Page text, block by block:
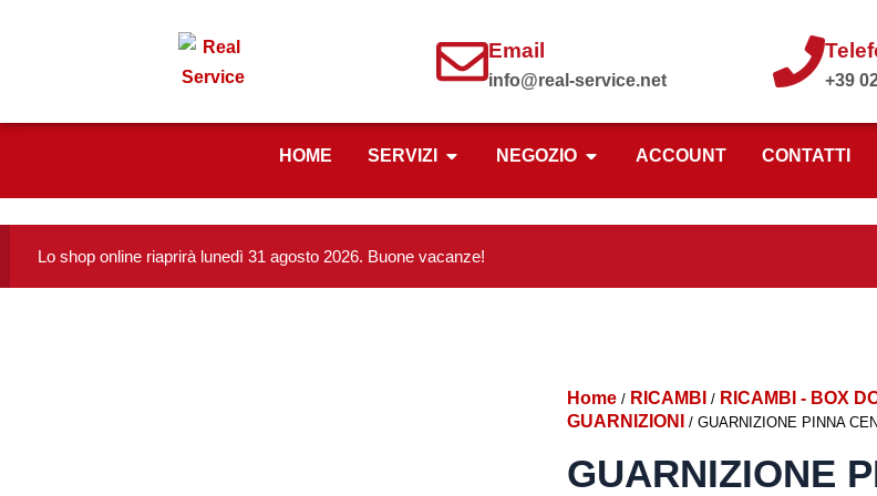
Email
info@real-service.net +39
HOME SERVIZI NEGOZIO ACCOUNT CONTATTI
Lo shop online riaprirà lunedì 31 agosto 2026. Buone vacanze!
Home/ RICAMBI / RICAMBI - BOX
GUARNIZIONI
/ GUARNIZIONE PINNA
GUARNIZIONE